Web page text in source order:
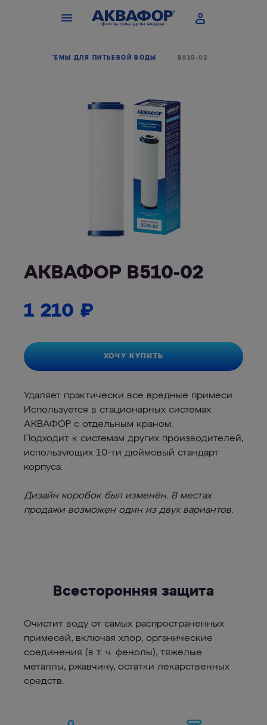
СИСТЕМЫ ДЛЯ ПИТЬЕВОЙ ВОДЫ В510-02
АКВАФОР В510-02
1 210 ₽
ХОЧУ КУПИТЬ
Удаляет практически все вредные примеси.
Используется в стационарных системах
АКВАФОР с отдельным краном.
Подходит к системам других производителей,
использующих 10-ти дюймовый стандарт
корпуса.
Дизайн коробок был изменён. В местах
продажи возможен один из двух вариантов.
Всесторонняя защита
Очистит воду от самых распространенных
примесей, включая хлор, органические
соединения (в т. ч. фенолы), тяжелые
металлы, ржавчину, остатки лекарственных
средств.